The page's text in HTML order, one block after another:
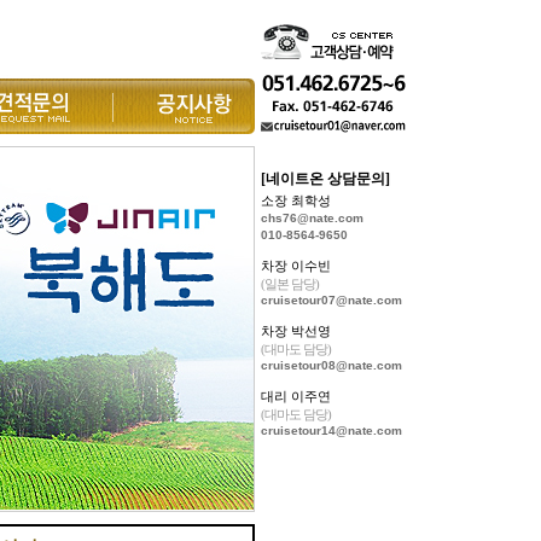
[네이트온 상담문의]
소장 최학성
chs76@nate.com
010-8564-9650
차장 이수빈
(일본 담당)
cruisetour07@nate.com
차장 박선영
(대마도 담당)
cruisetour08@nate.com
대리 이주연
(대마도 담당)
cruisetour14@nate.com